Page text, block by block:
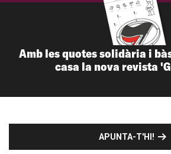
Amb les quotes solidària i
casa la nova revista
APUNTA-T'HI!